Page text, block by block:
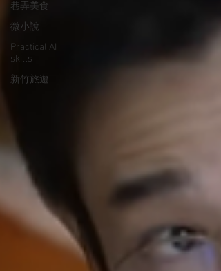
巷弄美食
微小說
Practical AI
skills
新竹旅遊